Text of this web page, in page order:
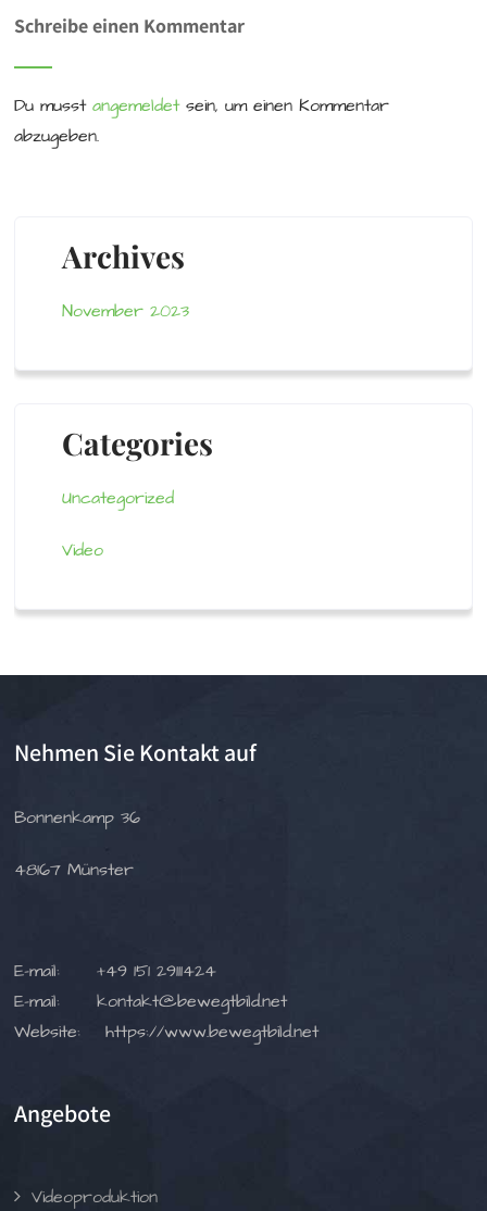
Schreibe einen Kommentar
Du musstangemeldetsein, um einen Kommentar
abzugeben.
Archives
November 2023
Categories
Uncategorized
Video
Nehmen Sie Kontakt auf
Bonnenkamp 36
48167 Münster
E-mail:
+49 151 29111424
E-mail:
kontakt@bewegtbild.net
Website:
https://www.bewegtbild.net
Angebote
Videoproduktion